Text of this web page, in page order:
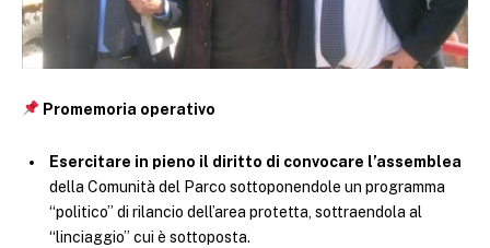
Promemoria operativo
Esercitare in pieno il diritto di convocare l’assemblea
della Comunità del Parco sottoponendole un programma
“politico” di rilancio dell’area protetta, sottraendola al
“linciaggio” cui è sottoposta.